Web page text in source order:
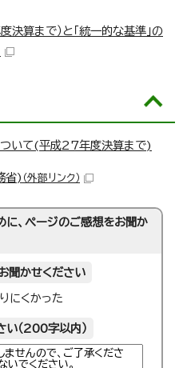
算まで）と「統一的な基準」の
いて(平成27年度決算まで)
省) （外部リンク）
に、ページのご感想をお聞か
聞かせください
にくかった
い（200字以内）